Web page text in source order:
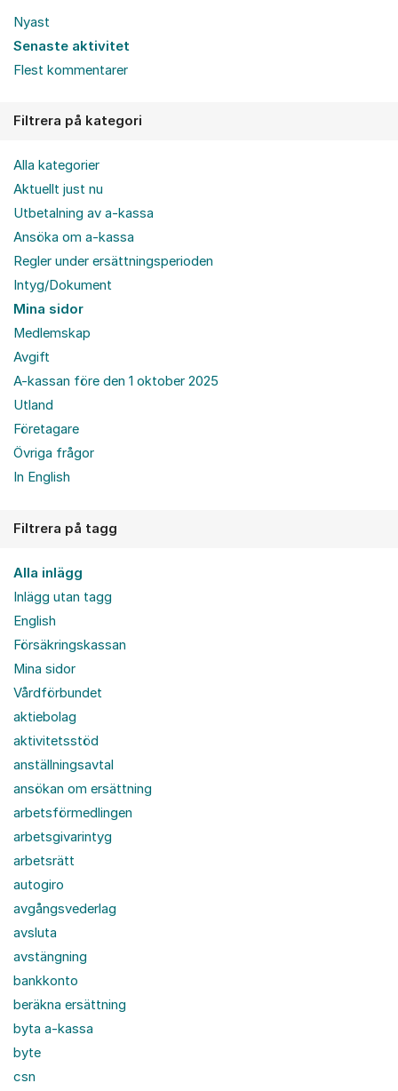
Nyast
Senaste aktivitet
Flest kommentarer
Filtrera på kategori
Alla kategorier
Aktuellt just nu
Utbetalning av a-kassa
Ansöka om a-kassa
Regler under ersättningsperioden
Intyg/Dokument
Mina sidor
Medlemskap
Avgift
A-kassan före den 1 oktober 2025
Utland
Företagare
Övriga frågor
In English
Filtrera på tagg
Alla inlägg
Inlägg utan tagg
English
Försäkringskassan
Mina sidor
Vårdförbundet
aktiebolag
aktivitetsstöd
anställningsavtal
ansökan om ersättning
arbetsförmedlingen
arbetsgivarintyg
arbetsrätt
autogiro
avgångsvederlag
avsluta
avstängning
bankkonto
beräkna ersättning
byta a-kassa
byte
csn